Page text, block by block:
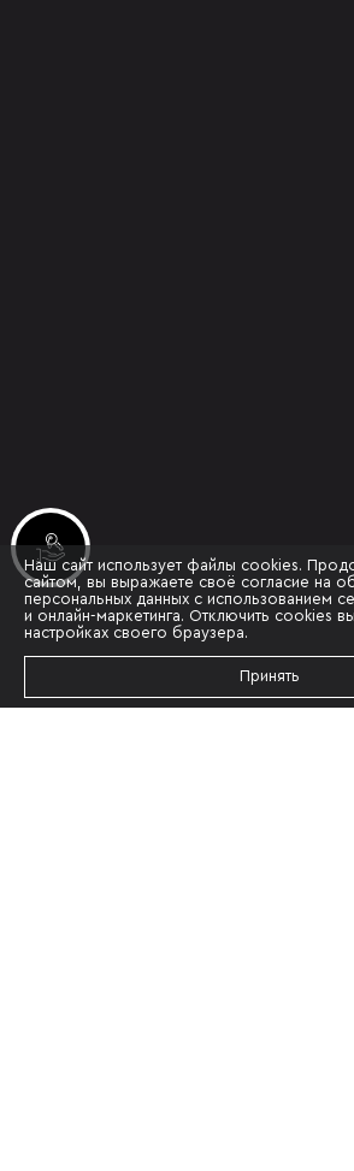
Инвестиционные лоты
Наш сайт использует файлы cookies.
сайтом, вы выражаете своё согласие на
персональных данных с использованием
и онлайн-маркетинга. Отключить cookies
настройках своего браузера.
Принять